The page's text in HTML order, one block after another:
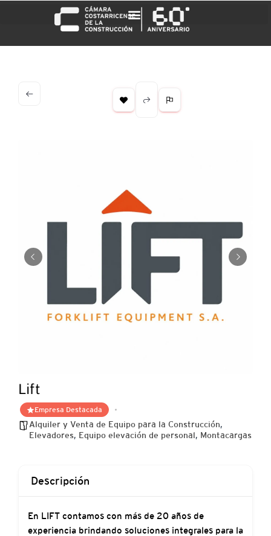
Lift
Empresa Destacada
Alquiler y Venta de Equipo para la Construcción,
Elevadores, Equipo elevación de personal, Montacargas
Descripción
En LIFT contamos con más de 20 años de
experiencia brindando soluciones integrales para la